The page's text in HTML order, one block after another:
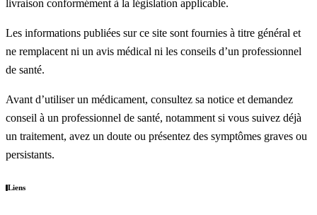
livraison conformément à la législation applicable.
Les informations publiées sur ce site sont fournies à titre général et
ne remplacent ni un avis médical ni les conseils d’un professionnel
de santé.
Avant d’utiliser un médicament, consultez sa notice et demandez
conseil à un professionnel de santé, notamment si vous suivez déjà
un traitement, avez un doute ou présentez des symptômes graves ou
persistants.
Liens